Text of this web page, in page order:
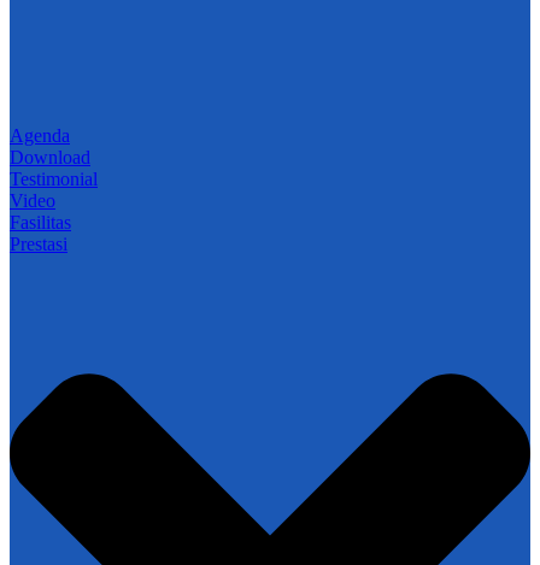
Agenda
Download
Testimonial
Video
Fasilitas
Prestasi